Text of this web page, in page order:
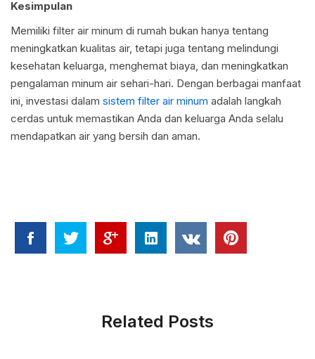
Kesimpulan
Memiliki filter air minum di rumah bukan hanya tentang
meningkatkan kualitas air, tetapi juga tentang melindungi
kesehatan keluarga, menghemat biaya, dan meningkatkan
pengalaman minum air sehari-hari. Dengan berbagai manfaat
ini, investasi dalam sistem filter air minum adalah langkah
cerdas untuk memastikan Anda dan keluarga Anda selalu
mendapatkan air yang bersih dan aman.
Related Posts